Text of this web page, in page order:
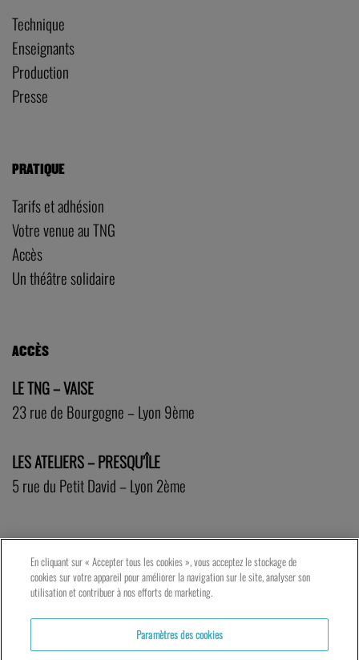
Technique
Enseignants
Production
Presse
PRATIQUE
Tarifs et adhésion
Votre venue au TNG
Accès
Un théâtre solidaire
ACCÈS
LE TNG – VAISE
23 rue de Bourgogne – Lyon 9ème
LES ATELIERS – PRESQU’ÎLE
5 rue du Petit David – Lyon 2ème
En cliquant sur « Accepter tous les cookies », vous acceptez le stockage de
cookies sur votre appareil pour améliorer la navigation sur le site, analyser son
utilisation et contribuer à nos efforts de marketing.
Paramètres des cookies